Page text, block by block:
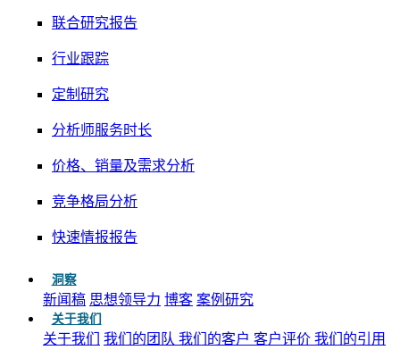
联合研究报告
行业跟踪
定制研究
分析师服务时长
价格、销量及需求分析
竞争格局分析
快速情报报告
洞察
新闻稿 思想领导力 博客 案例研究
关于我们
关于我们 我们的团队 我们的客户 客户评价 我们的引用